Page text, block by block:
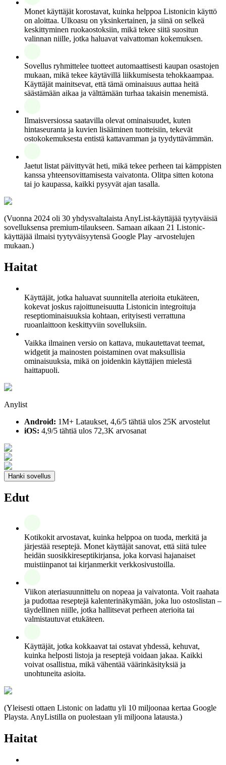
Monet käyttäjät korostavat, kuinka helppoa Listonicin käyttö
on aloittaa. Ulkoasu on yksinkertainen, ja siinä on selkeä
keskittyminen ruokaostoksiin, mikä tekee siitä suositun
valinnan niille, jotka haluavat vaivattoman kokemuksen.
Sovellus ryhmittelee tuotteet automaattisesti kaupan osastojen
mukaan, mikä tekee käytävillä liikkumisesta tehokkaampaa.
Käyttäjät mainitsevat, että tämä ominaisuus auttaa heitä
säästämään aikaa ja välttämään turhaa takaisin menemistä.
Ilmaisversiossa saatavilla olevat ominaisuudet, kuten
hintaseuranta ja kuvien lisääminen tuotteisiin, tekevät
ostokokemuksesta entistä kattavamman ja tyydyttävämmän.
Jaetut listat päivittyvät heti, mikä tekee perheen tai kämppisten
kanssa yhteensovittamisesta vaivatonta. Olitpa sitten kotona
tai jo kaupassa, kaikki pysyvät ajan tasalla.
(Vuonna 2024 oli 30 yhdysvaltalaista AnyList-käyttäjää tyytyväisiä
sovelluksensa premium-tilaukseen. Samaan aikaan 21 Listonic-
käyttäjää ilmaisi tyytyväisyytensä Google Play -arvostelujen
mukaan.)
Haitat
Käyttäjät, jotka haluavat suunnitella aterioita etukäteen,
kokevat joskus rajoittuneisuutta Listonicin integroituja
reseptiominaisuuksia kohtaan, erityisesti verrattuna
ruoanlaittoon keskittyviin sovelluksiin.
Vaikka ilmainen versio on kattava, mukautettavat teemat,
widgetit ja mainosten poistaminen ovat maksullisia
ominaisuuksia, mikä on joidenkin käyttäjien mielestä
haittapuoli.
Anylist
Android: 1M+ Lataukset, 4,6/5 tähtiä ulos 25K arvostelut
iOS: 4,9/5 tähtiä ulos 72,3K arvosanat
Hanki sovellus
Edut
Kotikokit arvostavat, kuinka helppoa on tuoda, merkitä ja
järjestää reseptejä. Monet käyttäjät sanovat, että siitä tulee
heidän suosikkireseptikirjansa, joka korvasi hajanaiset
muistiinpanot tai kirjanmerkit verkkosivustoilla.
Viikon ateriasuunnittelu on nopeaa ja vaivatonta. Voit raahata
ja pudottaa reseptejä kalenterinäkymään, joka luo ostoslistan –
täydellinen niille, jotka hallitsevat perheen aterioita tai
valmistautuvat etukäteen.
Käyttäjät, jotka kokkaavat tai ostavat yhdessä, kehuvat,
kuinka helposti listoja ja reseptejä voidaan jakaa. Kaikki
voivat osallistua, mikä vähentää väärinkäsityksiä ja
unohtuneita asioita.
(Yleisesti ottaen Listonic on ladattu yli 10 miljoonaa kertaa Google
Playsta. AnyListilla on puolestaan yli miljoona latausta.)
Haitat